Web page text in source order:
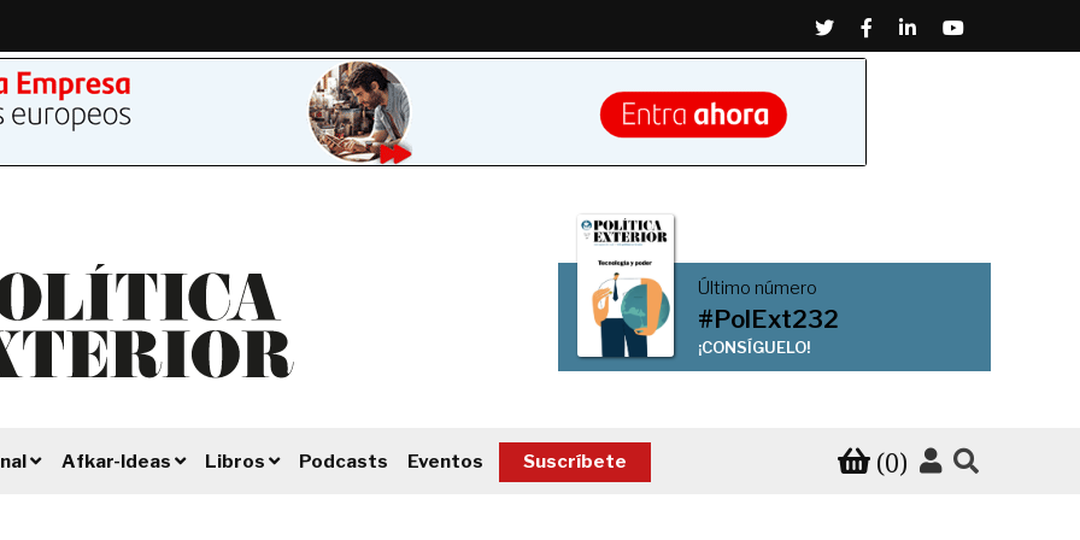
TwitterFacebook
LinkedinYoutube
Último número
#PolExt232
¡CONSÍGUELO!
Afkar-Ideas Libros Podcasts Eventos Suscríbete (0)